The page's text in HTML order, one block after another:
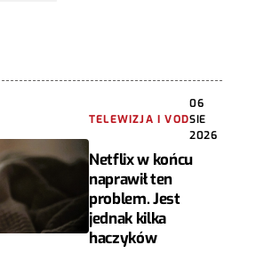
TELEWIZJA I VOD
06
SIE
2026
Netflix w końcu
naprawił ten
problem. Jest
jednak kilka
haczyków